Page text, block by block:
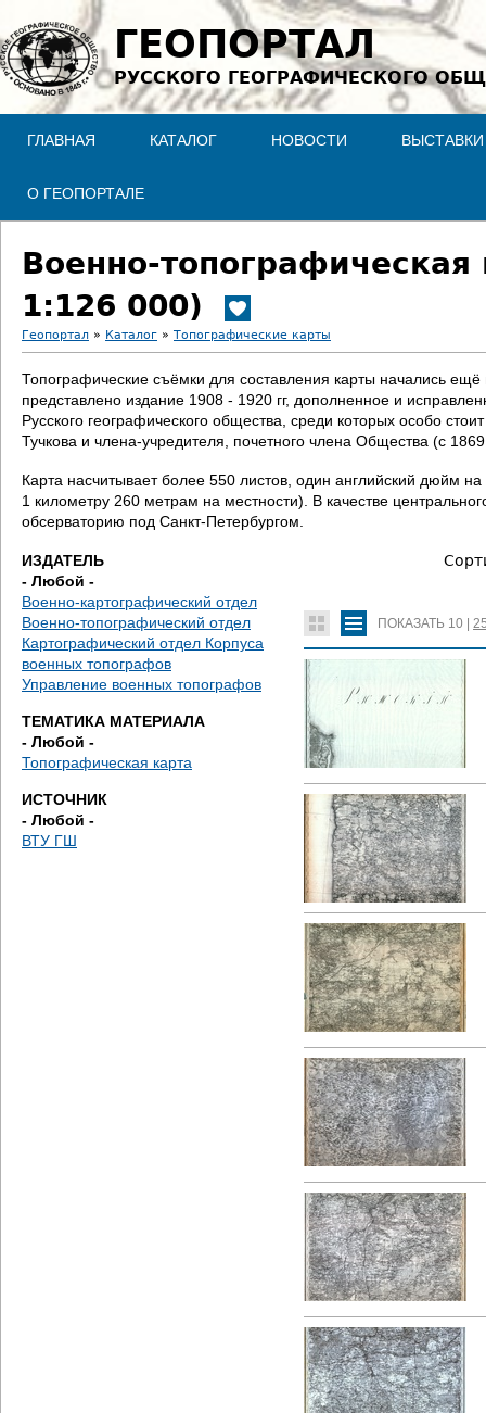
Jump to navigation
ГЕОПОРТАЛ
РУССКОГО ГЕОГРАФИЧЕСКОГО
ГЛАВНАЯ КАТАЛОГ НОВОСТИ ВЫСТАВКИ
О ГЕОПОРТАЛЕ
Военно-
1:126 000)
В
ы
з
д
с
ь
Геопортал » Каталог » Топографические карты
Топографические съёмки для составления карты начались
представлено издание 1908 - 1920 гг, дополненное и
Русского географического общества, среди которых особо
Тучкова и члена-учредителя, почетного члена Общества (с
Карта насчитывает более 550 листов, один английский дюйм
1 километру 260 метрам на местности). В качестве
обсерваторию под Санкт-Петербургом.
ИЗДАТЕЛЬ
- Любой -
Военно-картографический отдел
Военно-топографический отдел
Картографический отдел Корпуса
военных топографов
Управление военных топографов
ТЕМАТИКА МАТЕРИАЛА
- Любой -
Топографическая карта
ИСТОЧНИК
- Любой -
ВТУ ГШ
ПОКАЗАТЬ 10 |